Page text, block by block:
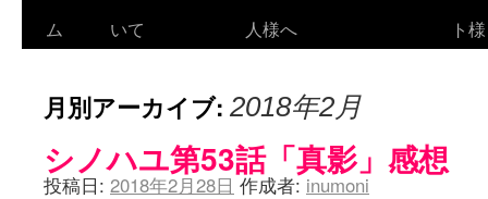
ム
いて
人様へ
ト様
月別アーカイブ: 2018年2月
シノハユ第53話「真影」感想
投稿日: 2018年2月28日 作成者: inumoni